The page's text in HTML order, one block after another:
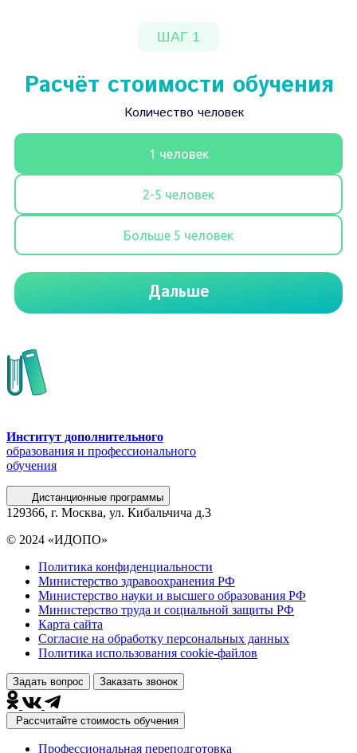
Институт дополнительного
образования и профессионального
обучения
Дистанционные программы
129366, г. Москва, ул. Кибальчича д.3
© 2024 «ИДОПО»
Политика конфиденциальности
Министерство здравоохранения РФ
Министерство науки и высшего образования РФ
Министерство труда и социальной защиты РФ
Карта сайта
Согласие на обработку персональных данных
Политика использования сookie-файлов
Задать вопрос Заказать звонок
Рассчитайте стоимость обучения
Профессиональная переподготовка